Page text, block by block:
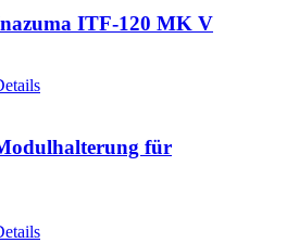
ITF-120 MK V
für